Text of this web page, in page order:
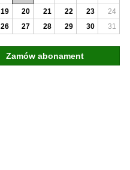
19 20 21 22 23
24
26 27 28 29 30 31
Zamów abonament